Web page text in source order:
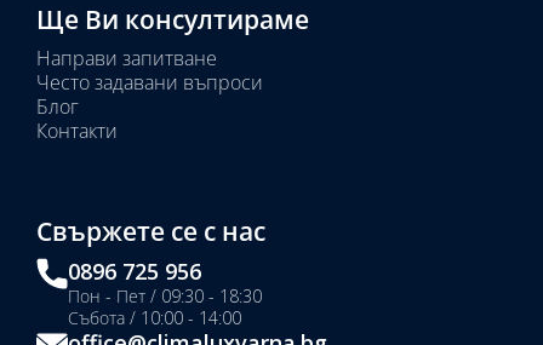
Ще Ви консултираме
Направи запитване
Често задавани въпроси
Блог
Контакти
Свържете се с нас
0896 725 956
Пон - Пет / 09:30 - 18:30
Събота / 10:00 - 14:00